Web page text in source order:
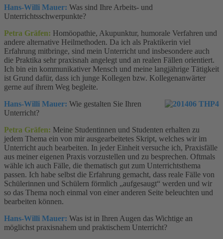
Hans-Willi Mauer: Was sind Ihre Arbeits- und
Unterrichtsschwerpunkte?
Petra Gräfen: Homöopathie, Akupunktur, humorale Verfahren und
andere alternative Heilmethoden. Da ich als Praktikerin viel
Erfahrung mitbringe, sind mein Unterricht und insbesondere auch
die Praktika sehr praxisnah angelegt und an realen Fällen orientiert.
Ich bin ein kommunikativer Mensch und meine langjährige Tätigkeit
ist Grund dafür, dass ich junge Kollegen bzw. Kollegenanwärter
gerne auf ihrem Weg begleite.
Hans-Willi Mauer: Wie gestalten Sie Ihren
Unterricht?
Petra Gräfen: Meine Studentinnen und Studenten erhalten zu
jedem Thema ein von mir ausgearbeitetes Skript, welches wir im
Unterricht auch bearbeiten. In jeder Einheit versuche ich, Praxisfälle
aus meiner eigenen Praxis vorzustellen und zu besprechen. Oftmals
wähle ich auch Fälle, die thematisch gut zum Unterrichtsthema
passen. Ich habe selbst die Erfahrung gemacht, dass reale Fälle von
Schülerinnen und Schülern förmlich „aufgesaugt“ werden und wir
so das Thema noch einmal von einer anderen Seite beleuchten und
bearbeiten können.
Hans-Willi Mauer: Was ist in Ihren Augen das Wichtige an
möglichst praxisnahem und praktischem Unterricht?